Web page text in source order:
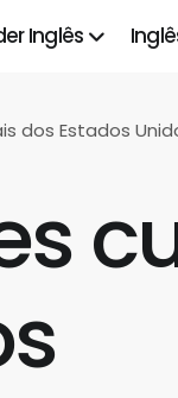
Inglês
dos Estados